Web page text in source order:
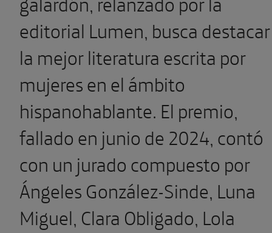
editorial Lumen, busca destacar
la mejor literatura escrita por
mujeres en el ámbito
hispanohablante. El premio,
fallado en junio de 2024, contó
con un jurado compuesto por
Ángeles González-Sinde, Luna
Miguel, Clara Obligado, Lola